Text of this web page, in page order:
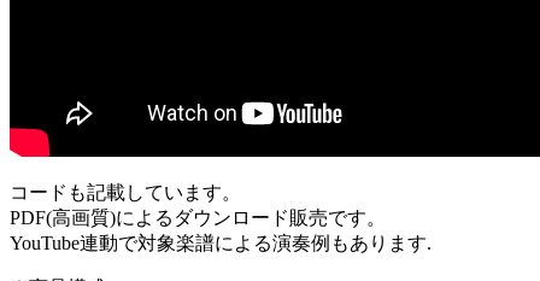
コードも記載しています。
PDF(高画質)によるダウンロード販売です。
YouTube連動で対象楽譜による演奏例もあります.